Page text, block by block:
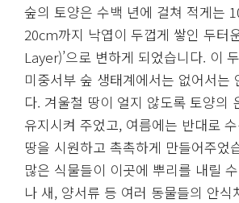
숲의 토양은 수백 년에 걸쳐 적게는
20cm까지 낙엽이 두껍게 쌓인 두터
Layer)’으로 변하게 되었습니다. 이
미중서부 숲 생태계에서는 없어서는
다. 겨울철 땅이 얼지 않도록 토양의
유지시켜 주었고, 여름에는 반대로
땅을 시원하고 촉촉하게 만들어주었
많은 식물들이 이곳에 뿌리를 내릴
나 새, 양서류 등 여러 동물들의 안식